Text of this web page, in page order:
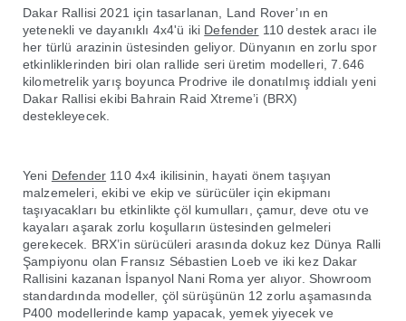
Dakar Rallisi 2021 için tasarlanan, Land Rover’ın en
yetenekli ve dayanıklı 4x4'ü iki Defender 110 destek aracı ile
her türlü arazinin üstesinden geliyor. Dünyanın en zorlu spor
etkinliklerinden biri olan rallide seri üretim modelleri, 7.646
kilometrelik yarış boyunca Prodrive ile donatılmış iddialı yeni
Dakar Rallisi ekibi Bahrain Raid Xtreme’i (BRX)
destekleyecek.
Yeni Defender 110 4x4 ikilisinin, hayati önem taşıyan
malzemeleri, ekibi ve ekip ve sürücüler için ekipmanı
taşıyacakları bu etkinlikte çöl kumulları, çamur, deve otu ve
kayaları aşarak zorlu koşulların üstesinden gelmeleri
gerekecek. BRX’in sürücüleri arasında dokuz kez Dünya Ralli
Şampiyonu olan Fransız Sébastien Loeb ve iki kez Dakar
Rallisini kazanan İspanyol Nani Roma yer alıyor. Showroom
standardında modeller, çöl sürüşünün 12 zorlu aşamasında
P400 modellerinde kamp yapacak, yemek yiyecek ve